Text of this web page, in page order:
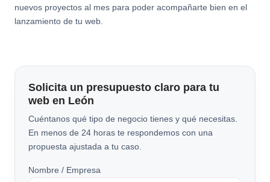
nuevos proyectos al mes para poder acompañarte bien en el
lanzamiento de tu web.
Solicita un presupuesto claro para tu
web en León
Cuéntanos qué tipo de negocio tienes y qué necesitas.
En menos de 24 horas te respondemos con una
propuesta ajustada a tu caso.
Nombre / Empresa